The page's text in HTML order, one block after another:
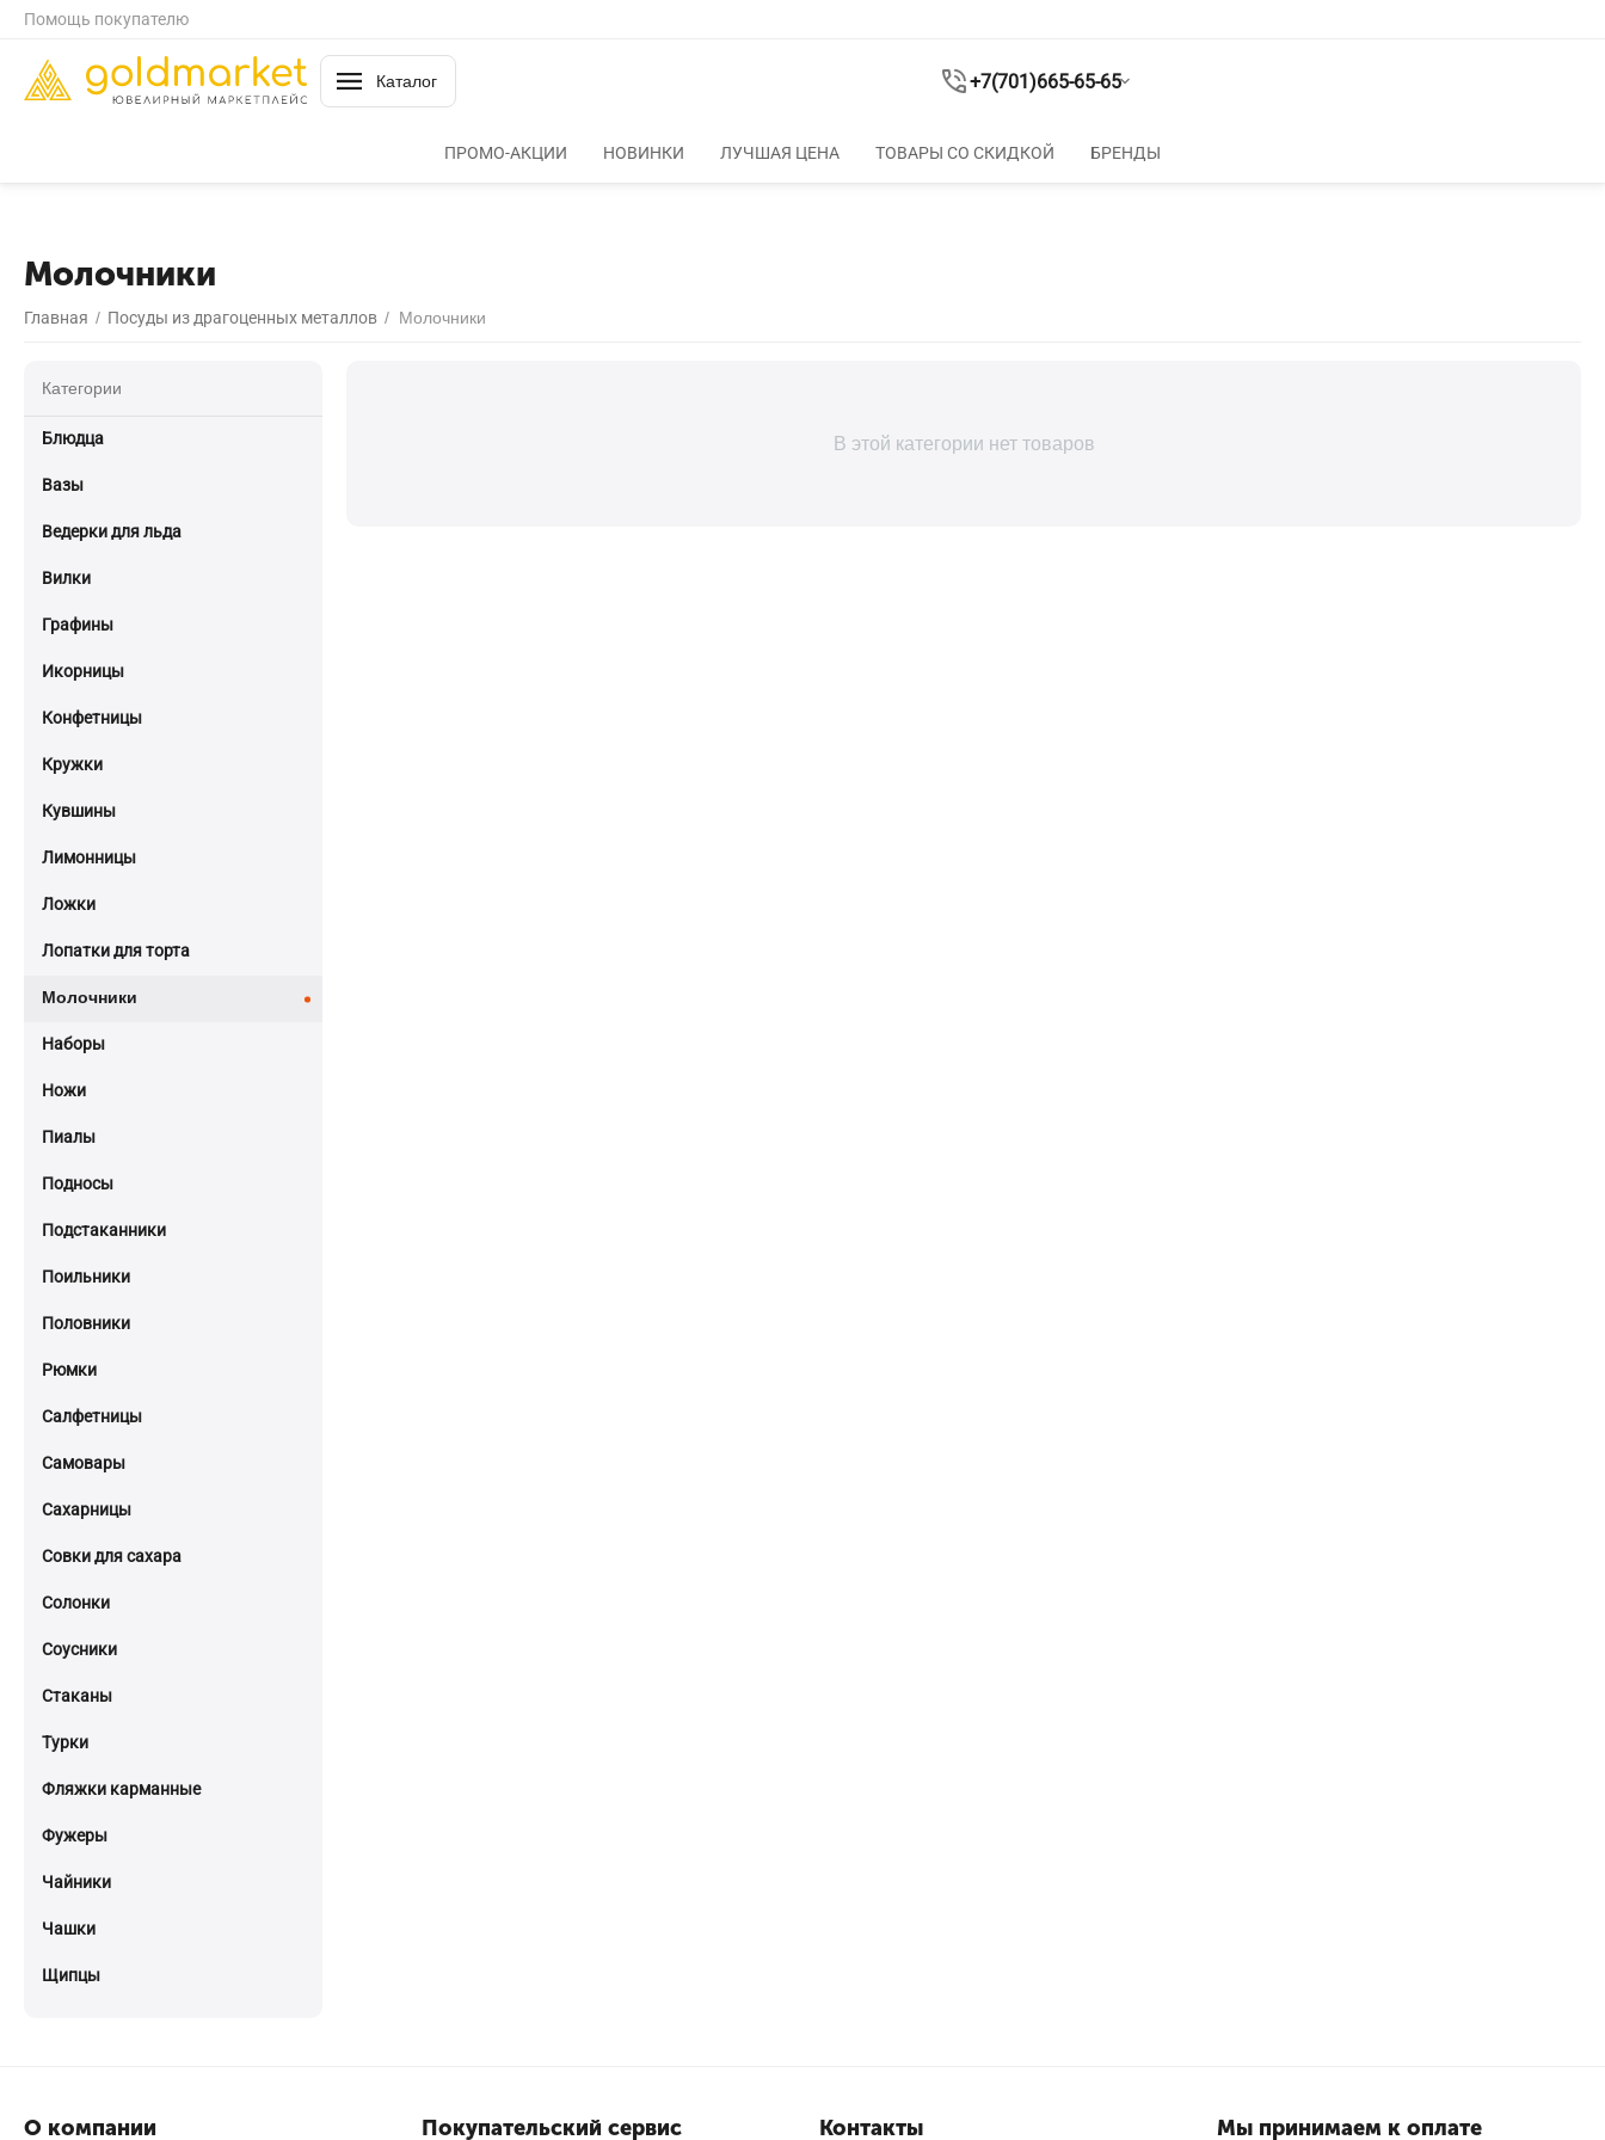
Помощь покупателю
Каталог +7(701)665-65-65
ПРОМО-АКЦИИ НОВИНКИ ЛУЧШАЯ ЦЕНА ТОВАРЫ СО СКИДКОЙ БРЕНДЫ
Молочники
Главная / Посуды из драгоценных металлов / Молочники
В этой категории нет товаров
Категории
Блюдца
Вазы
Ведерки для льда
Вилки
Графины
Икорницы
Конфетницы
Кружки
Кувшины
Лимонницы
Ложки
Лопатки для торта
Молочники
Наборы
Ножи
Пиалы
Подносы
Подстаканники
Поильники
Половники
Рюмки
Салфетницы
Самовары
Сахарницы
Совки для сахара
Солонки
Соусники
Стаканы
Турки
Фляжки карманные
Фужеры
Чайники
Чашки
Щипцы
О компании Покупательский сервис Контакты Мы принимаем к оплате